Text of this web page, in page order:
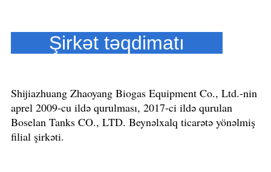
Şirkət təqdimatı
Shijiazhuang Zhaoyang Biogas Equipment Co., Ltd.-nin
aprel 2009-cu ildə qurulması, 2017-ci ildə qurulan
Boselan Tanks CO., LTD. Beynəlxalq ticarətə yönəlmiş
filial şirkəti.